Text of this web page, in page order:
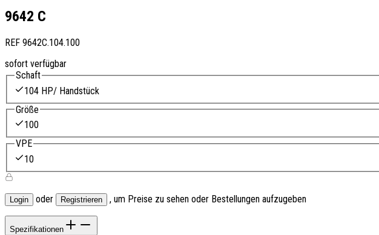
9642 C
REF 9642C.104.100
sofort verfügbar
Schaft
104 HP/ Handstück
Größe
100
VPE
10
Login oder Registrieren , um Preise zu sehen oder Bestellungen aufzugeben
Spezifikationen